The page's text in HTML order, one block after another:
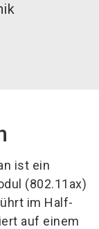
ist ein
(802.11ax)
im Half-
auf einem